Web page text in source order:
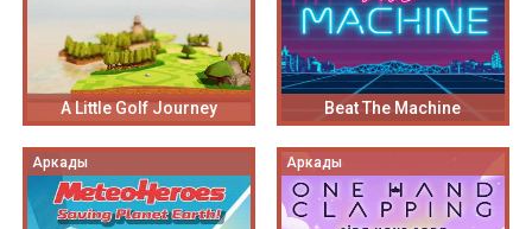
A Little Golf Journey Beat The Machine
Аркады Аркады